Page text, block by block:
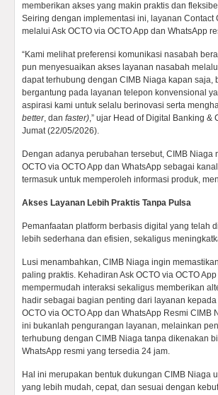
memberikan akses yang makin praktis dan
Seiring dengan implementasi ini, layanan
melalui Ask OCTO via OCTO App dan WhatsApp
“Kami melihat preferensi komunikasi nasabah
pun menyesuaikan akses layanan nasabah
dapat terhubung dengan CIMB Niaga kapan saja,
bergantung pada layanan telepon konvensional
aspirasi kami untuk selalu berinovasi serta
better, dan faster),” ujar Head of Digital Banking &
Jumat (22/05/2026).
Dengan adanya perubahan tersebut, CIMB
OCTO via OCTO App dan WhatsApp sebagai
termasuk untuk memperoleh informasi produk,
Akses Layanan Lebih Praktis Tanpa Pulsa
Pemanfaatan platform berbasis digital yang telah
lebih sederhana dan efisien, sekaligus
Lusi menambahkan, CIMB Niaga ingin
paling praktis. Kehadiran Ask OCTO via OCTO
mempermudah interaksi sekaligus memberikan
hadir sebagai bagian penting dari layanan
OCTO via OCTO App dan WhatsApp Resmi
ini bukanlah pengurangan layanan, melainkan
terhubung dengan CIMB Niaga tanpa dikenakan
WhatsApp resmi yang tersedia 24 jam.
Hal ini merupakan bentuk dukungan CIMB Niaga
yang lebih mudah, cepat, dan sesuai dengan